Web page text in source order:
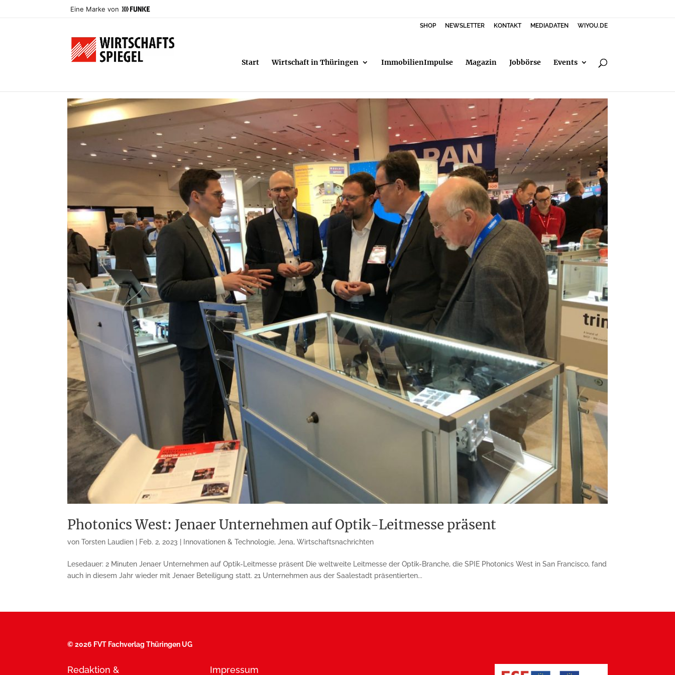
Eine Marke von
SHOP NEWSLETTER KONTAKT MEDIADATEN WIYOU.DE
Start Wirtschaft in Thüringen ImmobilienImpulse Magazin Jobbörse Events
Photonics West: Jenaer Unternehmen auf Optik-Leitmesse präsent
vonTorsten Laudien Feb. 2, 2023 Innovationen & Technologie,Jena,Wirtschaftsnachrichten
Lesedauer: 2 Minuten Jenaer Unternehmen auf Optik-Leitmesse präsent Die weltweite Leitmesse der Optik-Branche, die SPIE Photonics West in San Francisco, fand
auch in diesem Jahr wieder mit Jenaer Beteiligung statt. 21 Unternehmen aus der Saalestadt präsen­tierten...
©2026 FVT Fachverlag Thüringen UG
Redaktion & Impressum